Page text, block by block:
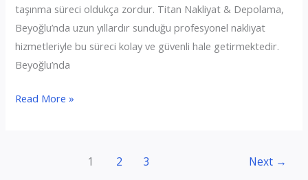
taşınma süreci oldukça zordur. Titan Nakliyat & Depolama,
Beyoğlu’nda uzun yıllardır sunduğu profesyonel nakliyat
hizmetleriyle bu süreci kolay ve güvenli hale getirmektedir.
Beyoğlu’nda
Beyoğlu
Read More »
1 2 3 Next →